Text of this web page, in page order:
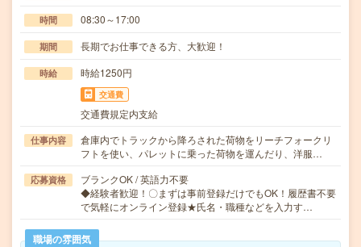
時間 08:30～17:00
期間 長期でお仕事できる方、大歓迎！
時給 時給1250円
交通費
交通費規定内支給
仕事内容
倉庫内でトラックから降ろされた荷物をリーチフォークリ
フトを使い、パレットに乗った荷物を運んだり、洋服…
応募資格
ブランクOK / 英語力不要
◆経験者歓迎！〇まずは事前登録だけでもOK！履歴書不要
で気軽にオンライン登録★氏名・職種などを入力す…
職場の雰囲気